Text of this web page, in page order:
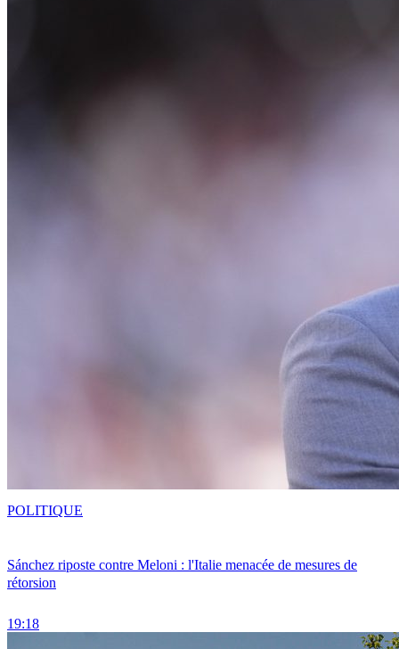
Sánchez riposte contre Meloni : l'Italie menacée de mesures de
rétorsion
19:18
POLITIQUE